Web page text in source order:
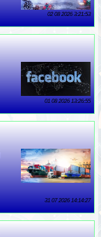
02 08 2026 3:21:53
01 08 2026 13:26:55
31 07 2026 14:14:27